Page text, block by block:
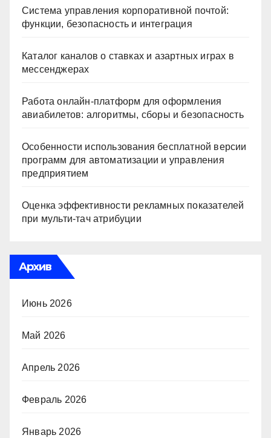
Система управления корпоративной почтой:
функции, безопасность и интеграция
Каталог каналов о ставках и азартных играх в
мессенджерах
Работа онлайн‑платформ для оформления
авиабилетов: алгоритмы, сборы и безопасность
Особенности использования бесплатной версии
программ для автоматизации и управления
предприятием
Оценка эффективности рекламных показателей
при мульти-тач атрибуции
Архив
Июнь 2026
Май 2026
Апрель 2026
Февраль 2026
Январь 2026